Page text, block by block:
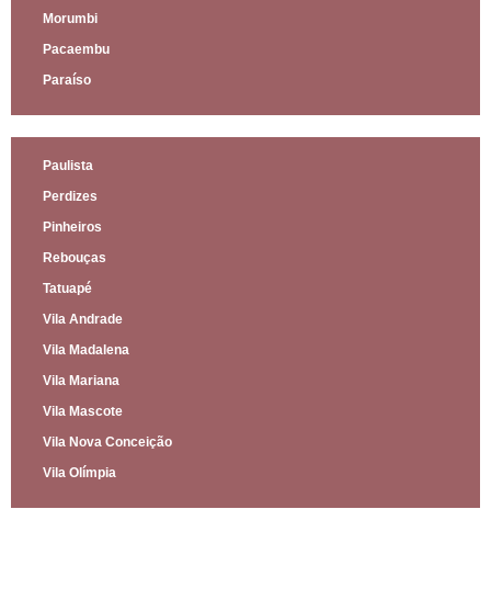
Morumbi
Pacaembu
Paraíso
Paulista
Perdizes
Pinheiros
Rebouças
Tatuapé
Vila Andrade
Vila Madalena
Vila Mariana
Vila Mascote
Vila Nova Conceição
Vila Olímpia